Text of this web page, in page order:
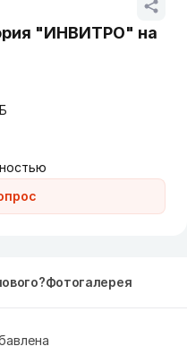
"ИНВИТРО" на
Фотогалерея